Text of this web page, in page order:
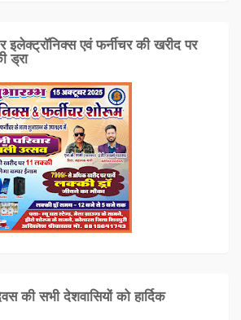
इलेक्ट्रॉनिक्स एवं फर्नीचर की खरीद पर
ड्रा
की सभी देशवासियों को हार्दिक